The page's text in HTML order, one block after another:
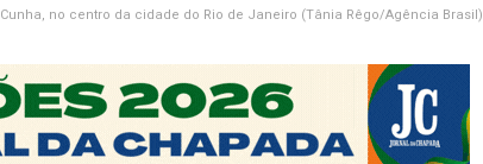
Cunha, no centro da cidade do Rio de Janeiro (Tânia Rêgo/Agência Brasil)